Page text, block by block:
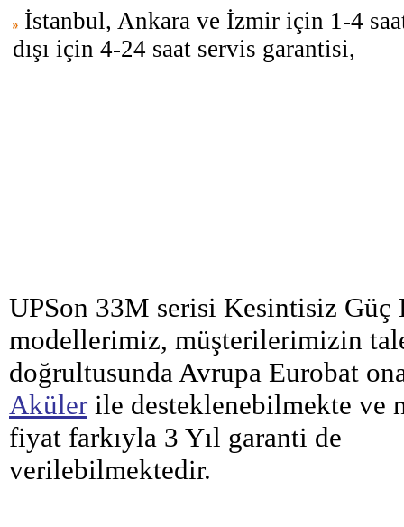
İstanbul, Ankara ve İzmir için 1-4
dışı için 4-24 saat servis garantisi,
UPSon 33M serisi Kesintisiz Güç
modellerimiz, müşterilerimizin
doğrultusunda Avrupa Eurobat
Aküler ile desteklenebilmekte ve
fiyat farkıyla 3 Yıl garanti de
verilebilmektedir.